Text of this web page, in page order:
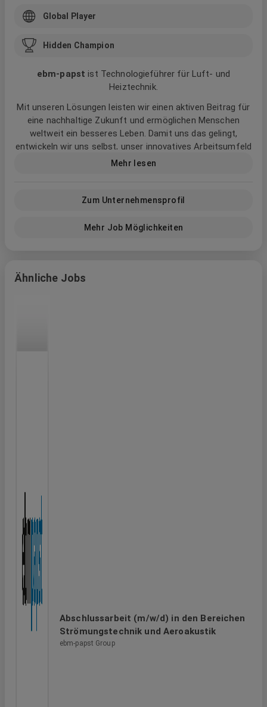
Global Player
Hidden Champion
ebm‑papst ist Technologieführer für Luft- und
Heiztechnik.
Mit unseren Lösungen leisten wir einen aktiven Beitrag für
eine nachhaltige Zukunft und ermöglichen Menschen
weltweit ein besseres Leben. Damit uns das gelingt,
entwickeln wir uns selbst, unser innovatives Arbeitsumfeld
und die Art, wie wir zusammenarbeiten stetig voran. Mutig,
Mehr lesen
Zum Unternehmensprofil
Mehr Job Möglichkeiten
Ähnliche Jobs
Abschlussarbeit (m/w/d) in den Bereichen
Strömungstechnik und Aeroakustik
ebm-papst Group